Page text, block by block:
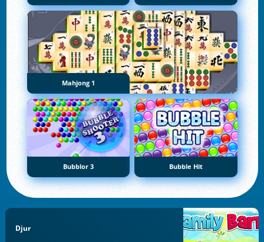
Mahjong 1
Bubblor 3 Bubble Hit
Djur